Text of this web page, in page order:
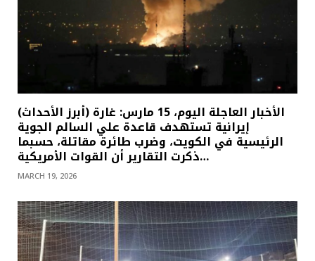
(أبرز الأحداث) الأخبار العاجلة اليوم، 15 مارس: غارة
إيرانية تستهدف قاعدة علي السالم الجوية
الرئيسية في الكويت، وضرب طائرة مقاتلة، حسبما
ذكرت التقارير أن القوات الأمريكية…
MARCH 19, 2026